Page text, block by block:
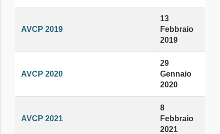
AVCP 2019
13
Febbraio
2019
AVCP 2020
29
Gennaio
2020
AVCP 2021
8
Febbraio
2021